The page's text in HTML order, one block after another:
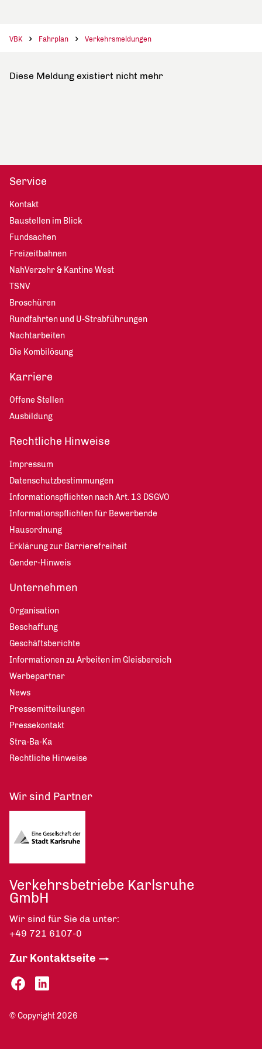
VBK Fahrplan Verkehrsmeldungen
Diese Meldung existiert nicht mehr
Service
Kontakt
Baustellen im Blick
Fundsachen
Freizeitbahnen
NahVerzehr & Kantine West
TSNV
Broschüren
Rundfahrten und U-Strabführungen
Nachtarbeiten
Die Kombilösung
Karriere
Offene Stellen
Ausbildung
Rechtliche Hinweise
Impressum
Datenschutzbestimmungen
Informationspflichten nach Art. 13 DSGVO
Informationspflichten für Bewerbende
Hausordnung
Erklärung zur Barrierefreiheit
Gender-Hinweis
Unternehmen
Organisation
Beschaffung
Geschäftsberichte
Informationen zu Arbeiten im Gleisbereich
Werbepartner
News
Pressemitteilungen
Pressekontakt
Stra-Ba-Ka
Rechtliche Hinweise
Wir sind Partner
Verkehrsbetriebe Karlsruhe
GmbH
Wir sind für Sie da unter:
+49 721 6107-0
Zur Kontaktseite
© Copyright 2026